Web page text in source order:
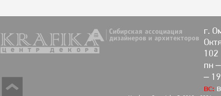
г.
102
пн
–
вс: